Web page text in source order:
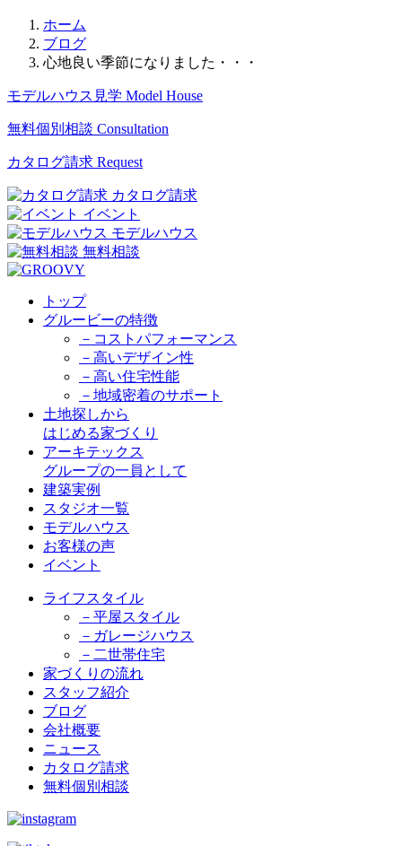
ホーム
ブログ
心地良い季節になりました・・・
モデルハウス見学 Model House
無料個別相談 Consultation
カタログ請求 Request
カタログ請求
イベント
モデルハウス
無料相談
トップ
グルービーの特徴
－コストパフォーマンス
－高いデザイン性
－高い住宅性能
－地域密着のサポート
土地探しから
はじめる家づくり
アーキテックス
グループの一員として
建築実例
スタジオ一覧
モデルハウス
お客様の声
イベント
ライフスタイル
－平屋スタイル
－ガレージハウス
－二世帯住宅
家づくりの流れ
スタッフ紹介
ブログ
会社概要
ニュース
カタログ請求
無料個別相談